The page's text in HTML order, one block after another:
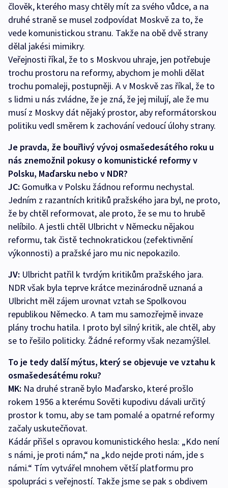
člověk, kterého masy chtěly mít za svého vůdce, a na
druhé straně se musel zodpovídat Moskvě za to, že
vede komunistickou stranu. Takže na obě dvě strany
dělal jakési mimikry.
Veřejnosti říkal, že to s Moskvou uhraje, jen potřebuje
trochu prostoru na reformy, abychom je mohli dělat
trochu pomaleji, postupněji. A v Moskvě zas říkal, že to
s lidmi u nás zvládne, že je zná, že jej milují, ale že mu
musí z Moskvy dát nějaký prostor, aby reformátorskou
politiku vedl směrem k zachování vedoucí úlohy strany.
Je pravda, že bouřlivý vývoj osmašedesátého roku u
nás znemožnil pokusy o komunistické reformy v
Polsku, Maďarsku nebo v NDR?
JC: Gomułka v Polsku žádnou reformu nechystal.
Jedním z razantních kritiků pražského jara byl, ne proto,
že by chtěl reformovat, ale proto, že se mu to hrubě
nelíbilo. A jestli chtěl Ulbricht v Německu nějakou
reformu, tak čistě technokratickou (zefektivnění
výkonnosti) a pražské jaro mu nic nepokazilo.
JV: Ulbricht patřil k tvrdým kritikům pražského jara.
NDR však byla teprve krátce mezinárodně uznaná a
Ulbricht měl zájem urovnat vztah se Spolkovou
republikou Německo. A tam mu samozřejmě invaze
plány trochu hatila. I proto byl silný kritik, ale chtěl, aby
se to řešilo politicky. Žádné reformy však nezamýšlel.
To je tedy další mýtus, který se objevuje ve vztahu k
osmašedesátému roku?
MK: Na druhé straně bylo Maďarsko, které prošlo
rokem 1956 a kterému Sověti kupodivu dávali určitý
prostor k tomu, aby se tam pomalé a opatrné reformy
začaly uskutečňovat.
Kádár přišel s opravou komunistického hesla: „Kdo není
s námi, je proti nám,“ na „kdo nejde proti nám, jde s
námi.“ Tím vytvářel mnohem větší platformu pro
spolupráci s veřejností. Takže jsme se pak s obdivem